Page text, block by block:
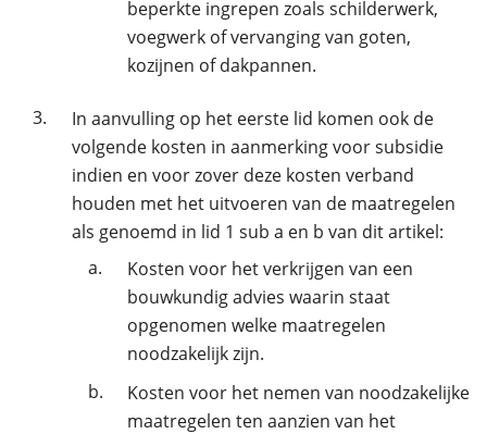
beperkte ingrepen zoals schilderwerk,
voegwerk of vervanging van goten,
kozijnen of dakpannen.
3.
In aanvulling op het eerste lid komen ook de
volgende kosten in aanmerking voor subsidie
indien en voor zover deze kosten verband
houden met het uitvoeren van de maatregelen
als genoemd in lid 1 sub a en b van dit artikel:
a.
Kosten voor het verkrijgen van een
bouwkundig advies waarin staat
opgenomen welke maatregelen
noodzakelijk zijn.
b.
Kosten voor het nemen van noodzakelijke
maatregelen ten aanzien van het